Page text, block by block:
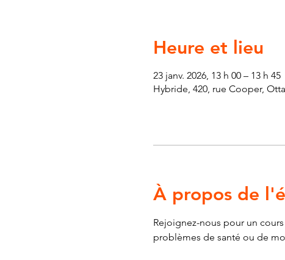
Heure et lieu
23 janv. 2026, 13 h 00 – 13 h 45
Hybride, 420, rue Cooper,
À propos de
Rejoignez-nous pour un
problèmes de santé ou de